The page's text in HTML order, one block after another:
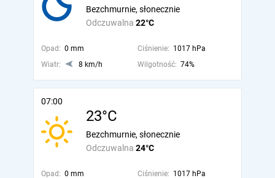
Odczuwalna 22°C
Bezchmurnie, słonecznie
Opad: 0 mm Ciśnienie: 1017 hPa
Wiatr:
8 km/h Wilgotność: 74%
07:00
23°C
Odczuwalna 24°C
Bezchmurnie, słonecznie
Opad: 0 mm Ciśnienie: 1017 hPa